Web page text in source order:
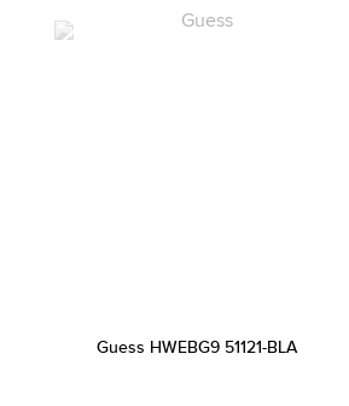
Guess HWEBG9 51121-BLA